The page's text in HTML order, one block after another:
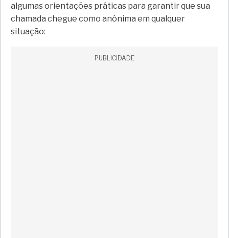
algumas orientações práticas para garantir que sua
chamada chegue como anônima em qualquer
situação:
PUBLICIDADE